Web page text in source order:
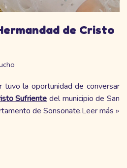
de Cristo
tuvo la oportunidad de conversar
Sufriente del municipio de San
de Sonsonate.Leer más »